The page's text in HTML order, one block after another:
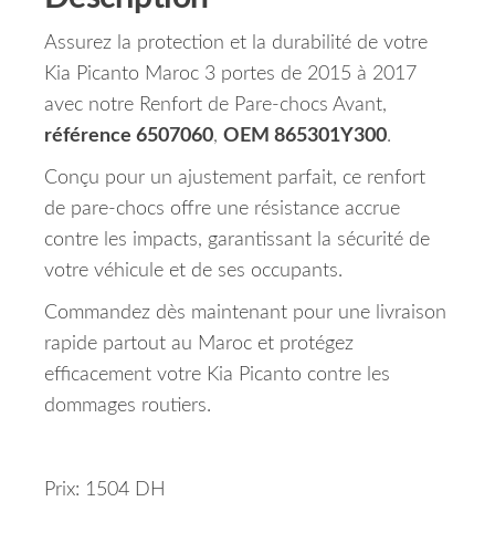
Assurez la protection et la durabilité de votre
Kia Picanto Maroc 3 portes de 2015 à 2017
avec notre Renfort de Pare-chocs Avant,
référence 6507060, OEM 865301Y300.
Conçu pour un ajustement parfait, ce renfort
de pare-chocs offre une résistance accrue
contre les impacts, garantissant la sécurité de
votre véhicule et de ses occupants.
Commandez dès maintenant pour une livraison
rapide partout au Maroc et protégez
efficacement votre Kia Picanto contre les
dommages routiers.
Prix: 1504 DH